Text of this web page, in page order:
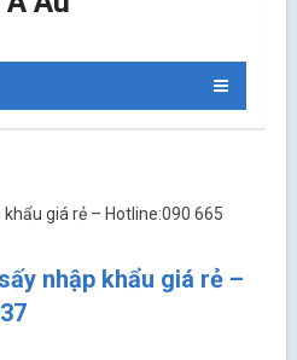
khẩu giá rẻ – Hotline:090 665
nhập khẩu giá rẻ –